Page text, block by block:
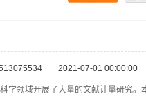
2021-07-01 00:00:00
学领域开展了大量的文献计量研究。